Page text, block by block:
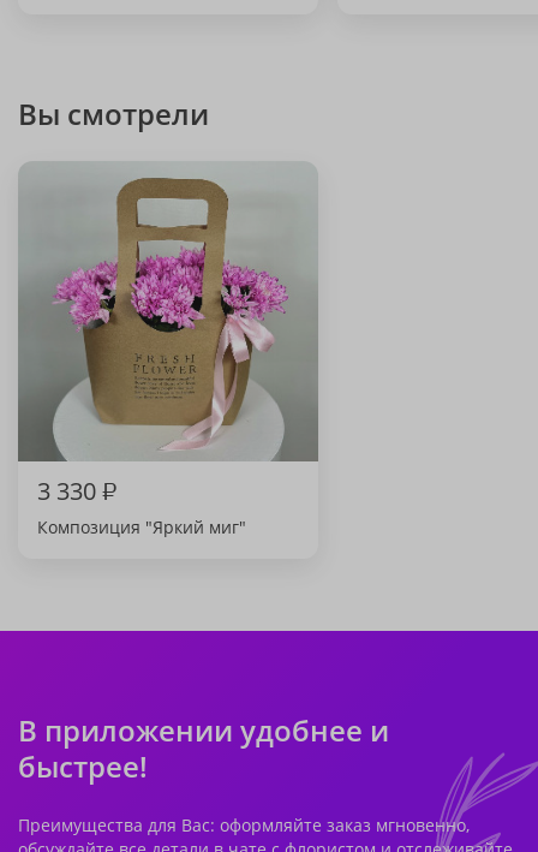
Вы смотрели
3 330₽
Композиция "Яркий миг"
В приложении удобнее и
быстрее!
Преимущества для Вас: оформляйте заказ мгновенно,